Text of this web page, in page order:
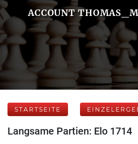
ACCOUNT
STARTSEITE
Langsame Partien: Elo 1714